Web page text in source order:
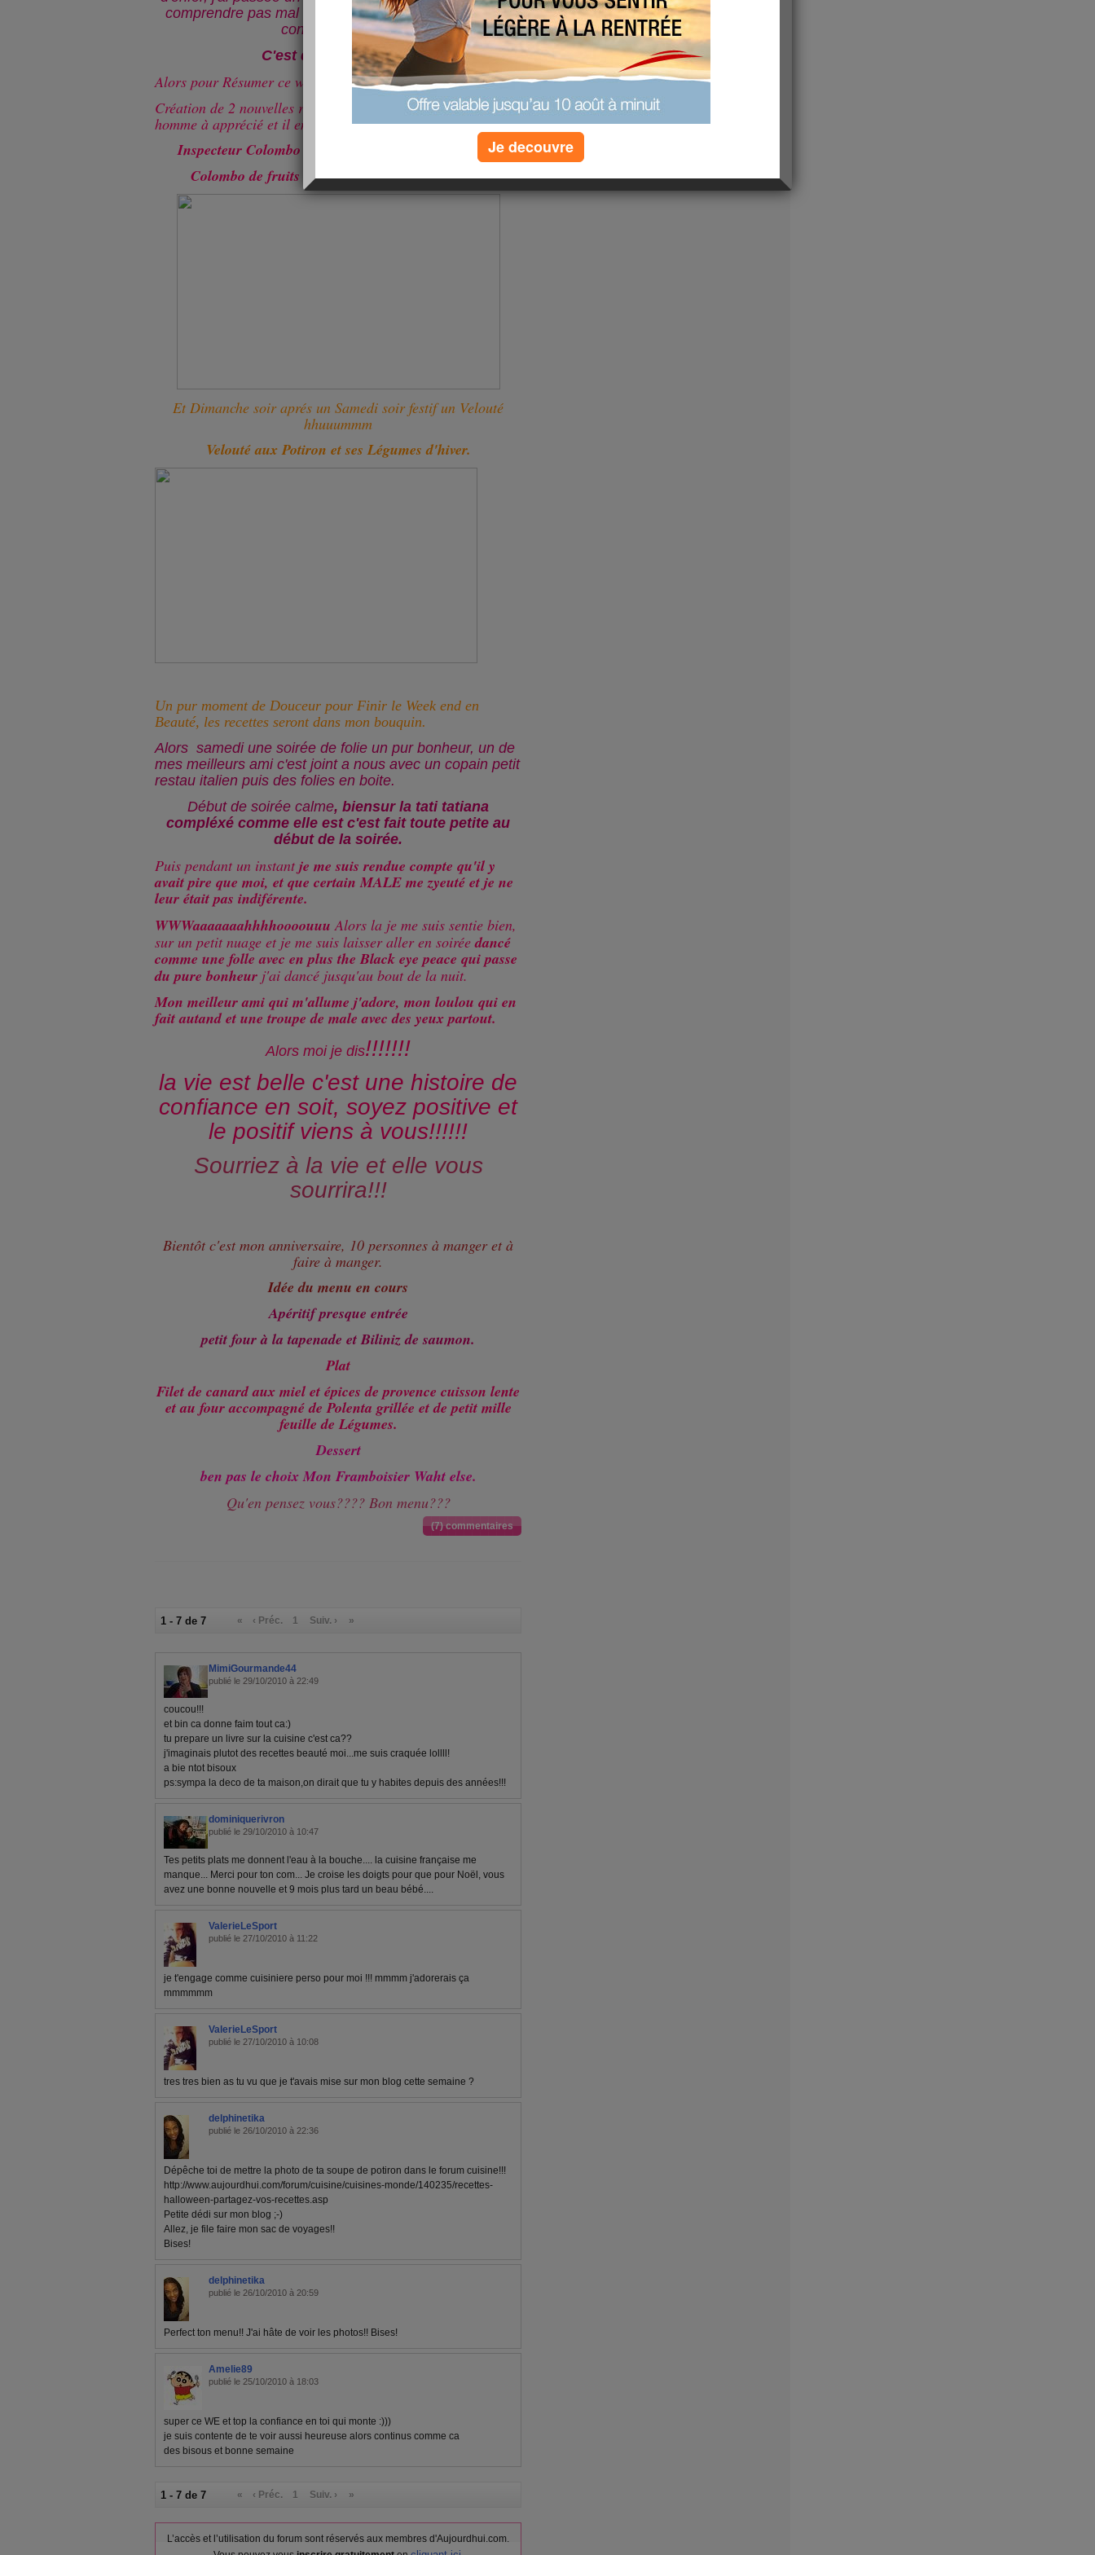
comprendre pas mal de chose pour avoir encore plus
confiance en Moi.
C'est que du bonheur.
Alors pour Résumer ce week end Sympatoche:
Création de 2 nouvelles recettes pour mon bouquin, mon
homme à apprécié et il en redemande encore lol.
Inspecteur Colombo dans votre cuisine et cela donne
Colombo de fruits de mers et ses petits Légumes.
Et Dimanche soir aprés un Samedi soir festif un Velouté
hhuuummm
Velouté aux Potiron et ses Légumes d'hiver.
Un pur moment de Douceur pour Finir le Week end en
Beauté, les recettes seront dans mon bouquin.
Alors samedi une soirée de folie un pur bonheur, un de
mes meilleurs ami c'est joint a nous avec un copain petit
restau italien puis des folies en boite.
Début de soirée calme, biensur la tati tatiana
compléxé comme elle est c'est fait toute petite au
début de la soirée.
Puis pendant un instant je me suis rendue compte qu'il y
avait pire que moi, et que certain MALE me zyeuté et je ne
leur était pas indiférente.
WWWaaaaaaahhhhoooouuu Alors la je me suis sentie bien,
sur un petit nuage et je me suis laisser aller en soiréedancé
comme une folle avec en plus the Black eye peace qui passe
du pure bonheur j'ai dancé jusqu'au bout de la nuit.
Mon meilleur ami qui m'allume j'adore, mon loulou qui en
fait autand et une troupe de male avec des yeux partout.
Alors moi je dis!!!!!!!
la vie est belle c'est une histoire de
confiance en soit, soyez positive et
le positif viens à vous!!!!!!
Sourriez à la vie et elle vous
sourrira!!!
Bientôt c'est mon anniversaire, 10 personnes à manger et à
faire à manger.
Idée du menu en cours
Apéritif presque entrée
petit four à la tapenade et Biliniz de saumon.
Plat
Filet de canard aux miel et épices de provence cuisson lente
et au four accompagné de Polenta grillée et de petit mille
feuille de Légumes.
Dessert
ben pas le choix Mon Framboisier Waht else.
Qu'en pensez vous???? Bon menu???
(7) commentaires
1 - 7 de 7 « ‹ Préc. 1 Suiv. › »
MimiGourmande44
publié le 29/10/2010 à 22:49
coucou!!!
et bin ca donne faim tout ca:)
tu prepare un livre sur la cuisine c'est ca??
j'imaginais plutot des recettes beauté moi...me suis craquée lollll!
a bie ntot bisoux
ps:sympa la deco de ta maison,on dirait que tu y habites depuis des années!!!
dominiquerivron
publié le 29/10/2010 à 10:47
Tes petits plats me donnent l'eau à la bouche.... la cuisine française me
manque... Merci pour ton com... Je croise les doigts pour que pour Noël, vous
avez une bonne nouvelle et 9 mois plus tard un beau bébé....
ValerieLeSport
publié le 27/10/2010 à 11:22
je t'engage comme cuisiniere perso pour moi !!! mmmm j'adorerais ça
mmmmmm
ValerieLeSport
publié le 27/10/2010 à 10:08
tres tres bien as tu vu que je t'avais mise sur mon blog cette semaine ?
delphinetika
publié le 26/10/2010 à 22:36
Dépêche toi de mettre la photo de ta soupe de potiron dans le forum cuisine!!!
http://www.aujourdhui.com/forum/cuisine/cuisines-monde/140235/recettes-
halloween-partagez-vos-recettes.asp
Petite dédi sur mon blog ;-)
Allez, je file faire mon sac de voyages!!
Bises!
delphinetika
publié le 26/10/2010 à 20:59
Perfect ton menu!! J'ai hâte de voir les photos!! Bises!
Amelie89
publié le 25/10/2010 à 18:03
super ce WE et top la confiance en toi qui monte :)))
je suis contente de te voir aussi heureuse alors continus comme ca
des bisous et bonne semaine
1 - 7 de 7 « ‹ Préc. 1 Suiv. › »
L’accès et l’utilisation du forum sont réservés aux membres d'Aujourdhui.com.
Je decouvre